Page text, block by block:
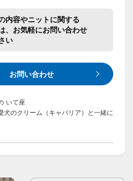
内容や​ニットに​関する​
、​お気軽に​お問い合わせ​
い
お問い合わせ
いて座
犬のクリーム（キャバリア）と一緒に